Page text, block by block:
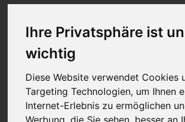
Ihre Privatsphäre ist
wichtig
Diese Website verwendet Cookies
Targeting Technologien, um Ihnen
Internet-Erlebnis zu ermöglichen
Kaiserslautern> Lautrer